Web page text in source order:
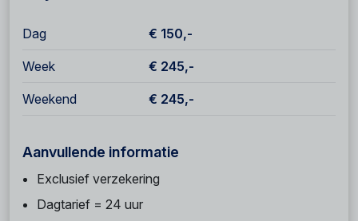
Dag € 150,-
Week € 245,-
Weekend € 245,-
Aanvullende informatie
Exclusief verzekering
Dagtarief = 24 uur